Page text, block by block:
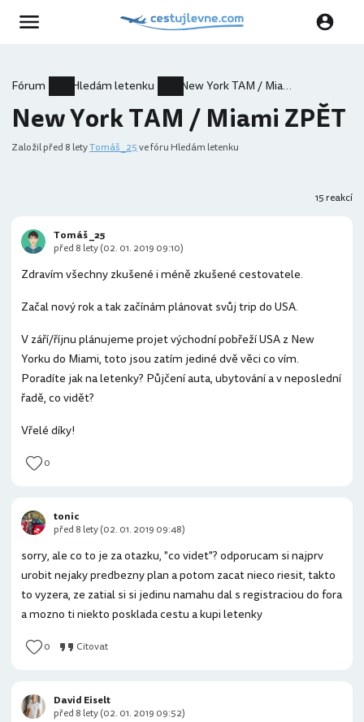
Fórum Hledám letenku New York TAM / Miami ZPĚT
New York TAM / Miami ZPĚT
Založilpřed 8 letyTomáš _25ve fóru Hledám letenku
15 reakcí
Zdravím všechny zkušené i méně zkušené cestovatele.
Začal nový rok a tak začínám plánovat svůj trip do USA.
V září/říjnu plánujeme projet východní pobřeží USA z New
Yorku do Miami, toto jsou zatím jediné dvě věci co vím.
Poradíte jak na letenky? Půjčení auta, ubytování a v neposlední
řadě, co vidět?
Vřelé díky!
0
Tomáš _25
před 8 lety (02. 01. 2019 09:10)
sorry, ale co to je za otazku, "co videt"? odporucam si najprv
urobit nejaky predbezny plan a potom zacat nieco riesit, takto
to vyzera, ze zatial si si jedinu namahu dal s registraciou do fora
a mozno ti niekto posklada cestu a kupi letenky
0 Citovat
tonic
před 8 lety (02. 01. 2019 09:48)
David Eiselt
před 8 lety (02. 01. 2019 09:52)